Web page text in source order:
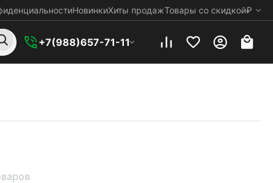
НовинкиХиты продажТовары со скидкой₽
+7(988)657-71-11